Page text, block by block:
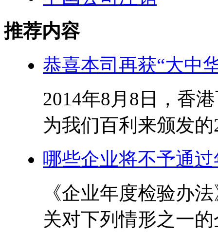
推荐内容
恭喜本司再获“大中
2014年8月8日，香
为我们百利来颁发
哪些企业将不予通
《企业年度检验办
关对下列情形之一